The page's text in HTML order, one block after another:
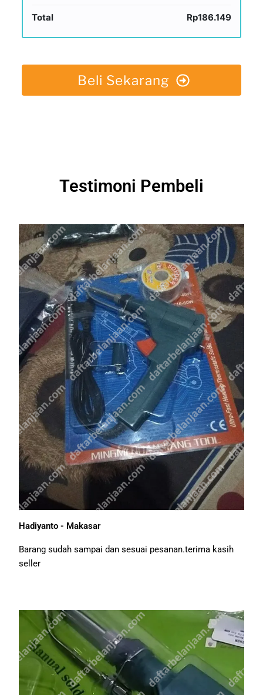
Total Rp186.149
Beli Sekarang
Testimoni Pembeli
Hadiyanto - Makasar
Barang sudah sampai dan sesuai pesanan.terima kasih
seller